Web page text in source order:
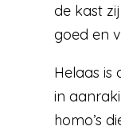
de kast
goed en
Helaas is
in
homo’s